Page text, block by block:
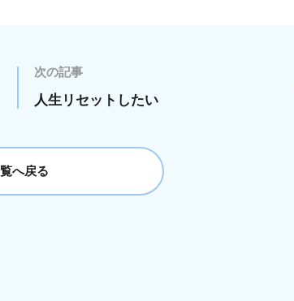
次の記事
人生リセットしたい
へ戻る